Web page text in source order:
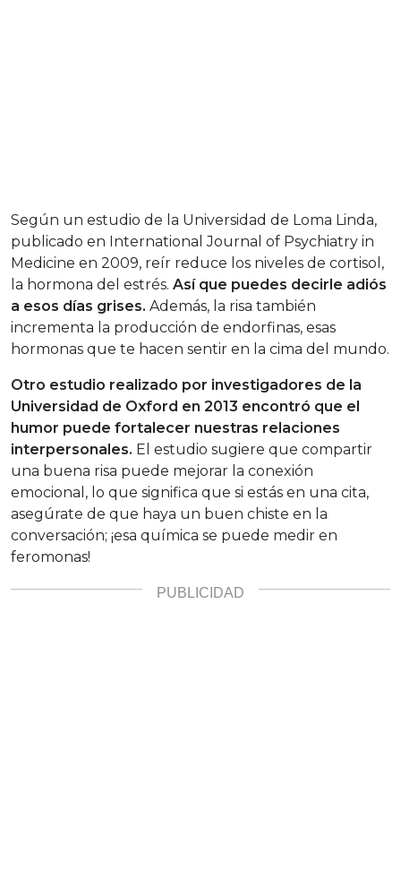
Según un estudio de la Universidad de Loma Linda,
publicado en International Journal of Psychiatry in
Medicine en 2009, reír reduce los niveles de cortisol,
la hormona del estrés. Así que puedes decirle adiós
a esos días grises. Además, la risa también
incrementa la producción de endorfinas, esas
hormonas que te hacen sentir en la cima del mundo.
Otro estudio realizado por investigadores de la
Universidad de Oxford en 2013 encontró que el
humor puede fortalecer nuestras relaciones
interpersonales. El estudio sugiere que compartir
una buena risa puede mejorar la conexión
emocional, lo que significa que si estás en una cita,
asegúrate de que haya un buen chiste en la
conversación; ¡esa química se puede medir en
feromonas!